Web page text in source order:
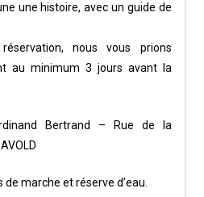
une histoire, avec un guide de
nous vous prions
au minimum 3 jours avant la
Bertrand – Rue de la
marche et réserve d’eau.